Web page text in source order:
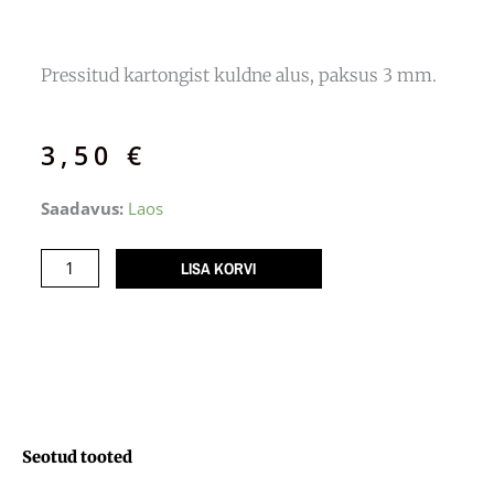
Pressitud kartongist kuldne alus, paksus 3 mm.
3,50 €
Saadavus: Laos
Tordialus
Ø28
h.3mm
LISA KORVI
Seotud tooted